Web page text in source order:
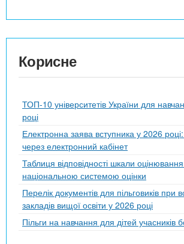
Корисне
ТОП-10 університетів України для
році
Електронна заява вступника у 2026
через електронний кабінет
Таблиця відповідності шкали
національною системою оцінки
Перелік документів для пільговиків при
закладів вищої освіти у 2026 році
Пільги на навчання для дітей учасників